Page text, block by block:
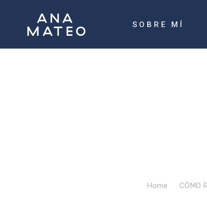
SOBRE MÍ
Home CÓMO